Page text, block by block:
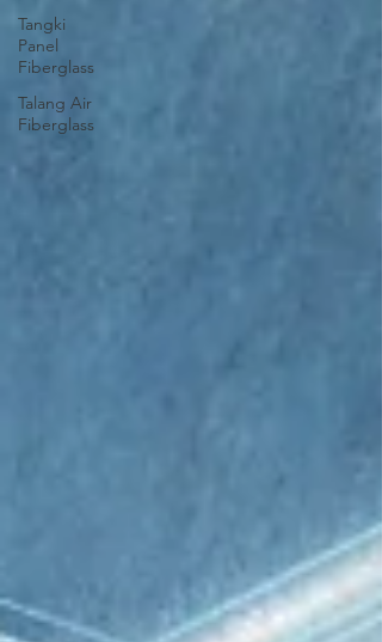
Tangki
Panel
Fiberglass
Talang Air
Fiberglass